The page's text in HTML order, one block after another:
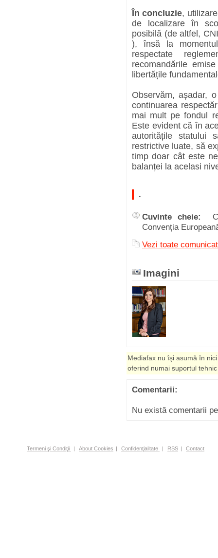
În concluzie,
de localizare în
posibilă (de altfel,
), însă la
respectate
recomandările
libertățile
Observăm, așadar,
continuarea
mai mult pe fondul
Este evident că în
autoritățile statului
restrictive luate, să
timp doar cât este
balanței la acelasi
.
Cuvinte cheie:
Convenția
Vezi toate
Imagini
Mediafax nu îşi asumă în
oferind numai suportul
Comentarii:
Nu există comentarii
Termeni şi Condiţii | About Cookies | Confidenţialitate | RSS | Contact